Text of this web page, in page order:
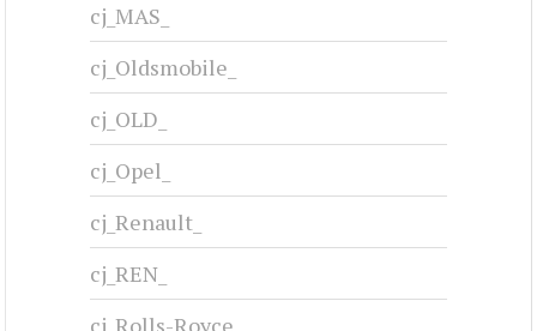
cj_MAS_
cj_Oldsmobile_
cj_OLD_
cj_Opel_
cj_Renault_
cj_REN_
cj_Rolls-Royce_